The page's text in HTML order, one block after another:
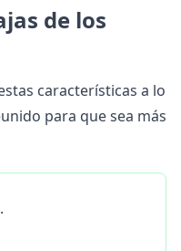
de los
características a lo
para que sea más